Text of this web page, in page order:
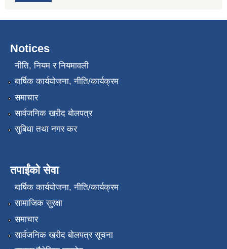
Notices
नीति, नियम र नियमावली
बार्षिक कार्ययोजना, नीति/कार्यक्रम
समाचार
सार्वजनिक खरीद बोलपत्र
सुबिधा तथा नगर कर
तपाईंको सेवा
बार्षिक कार्ययोजना, नीति/कार्यक्रम
सामाजिक सुरक्षा
समाचार
सार्वजनिक खरीद बोलपत्र सूचना